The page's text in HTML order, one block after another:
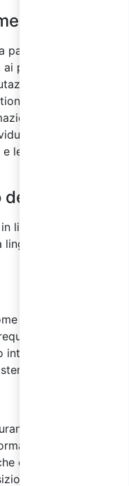
parte IV
partecipanti sarà
sulla qualità
di valutazione
raccolti
quali sono i
le aree di
corso:
lingua italiana ed è
sia scritta che
si eroga la
tecniche e
tra di loro
di chat online.
il corso online
in
e metodologie
anche in